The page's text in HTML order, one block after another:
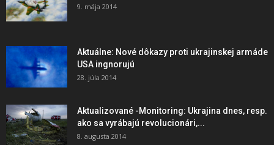
9. mája 2014
Aktuálne: Nové dôkazy proti ukrajinskej armáde
USA ingnorujú
28. júla 2014
Aktualizované -Monitoring: Ukrajina dnes, resp.
ako sa vyrábajú revolucionári,...
8. augusta 2014